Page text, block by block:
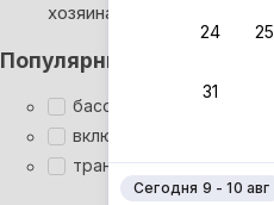
24 25
31
Сегодня 9 - 10 авг
хозяина
Популярные фильтры
бассейн
включён завтрак
трансфер